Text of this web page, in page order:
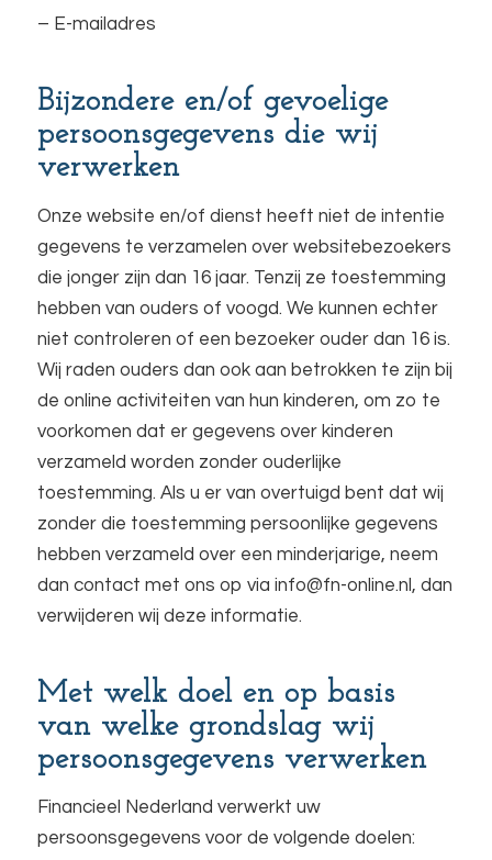
– E-mailadres
Bijzondere en/of gevoelige
persoonsgegevens die wij
verwerken
Onze website en/of dienst heeft niet de intentie
gegevens te verzamelen over websitebezoekers
die jonger zijn dan 16 jaar. Tenzij ze toestemming
hebben van ouders of voogd. We kunnen echter
niet controleren of een bezoeker ouder dan 16 is.
Wij raden ouders dan ook aan betrokken te zijn bij
de online activiteiten van hun kinderen, om zo te
voorkomen dat er gegevens over kinderen
verzameld worden zonder ouderlijke
toestemming. Als u er van overtuigd bent dat wij
zonder die toestemming persoonlijke gegevens
hebben verzameld over een minderjarige, neem
dan contact met ons op via info@fn-online.nl, dan
verwijderen wij deze informatie.
Met welk doel en op basis
van welke grondslag wij
persoonsgegevens verwerken
Financieel Nederland verwerkt uw
persoonsgegevens voor de volgende doelen: